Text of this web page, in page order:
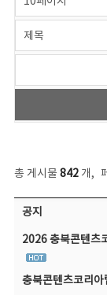
총 게시물 842개,
공지사항 목록 - 번호, 제목, 작성자, 파일, 조회수, 작성일 정보 제공
공지
2026 충북콘텐츠
충북콘텐츠코리아